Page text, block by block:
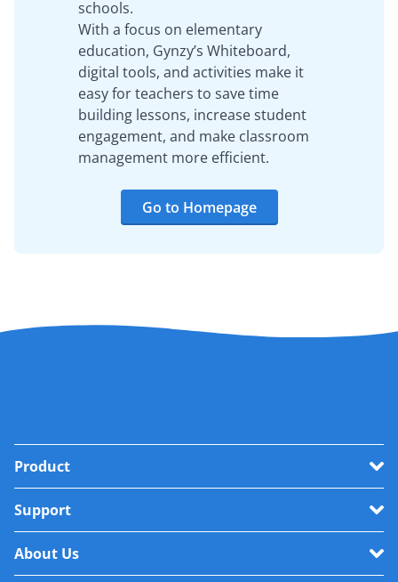
schools.
With a focus on elementary
education, Gynzy’s Whiteboard,
digital tools, and activities make it
easy for teachers to save time
building lessons, increase student
engagement, and make classroom
management more efficient.
Go to Homepage
Product
Support
About Us